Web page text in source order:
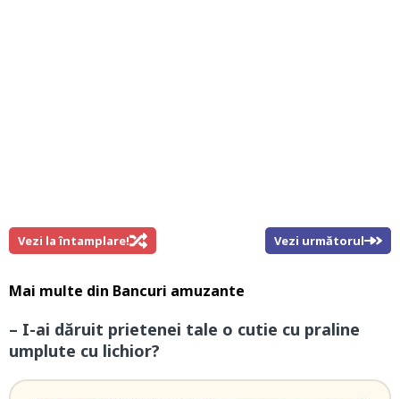
Vezi la întamplare! Vezi următorul
Mai multe din Bancuri amuzante
– I-ai dăruit prietenei tale o cutie cu praline
umplute cu lichior?